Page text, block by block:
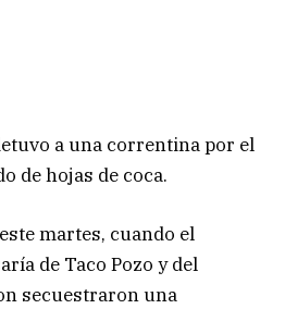
a una correntina por el
de hojas de coca.
martes, cuando el
de Taco Pozo y del
secuestraron una